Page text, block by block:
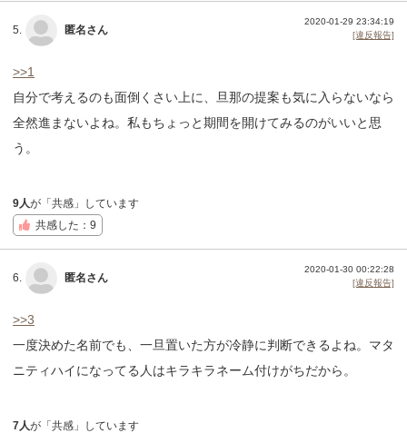
5. 匿名さん
2020-01-29 23:34:19
[違反報告]
>>1
自分で考えるのも面倒くさい上に、旦那の提案も気に入らないなら
全然進まないよね。私もちょっと期間を開けてみるのがいいと思
う。
9人が「共感」しています
共感した：9
6. 匿名さん
2020-01-30 00:22:28
[違反報告]
>>3
一度決めた名前でも、一旦置いた方が冷静に判断できるよね。マタ
ニティハイになってる人はキラキラネーム付けがちだから。
7人が「共感」しています